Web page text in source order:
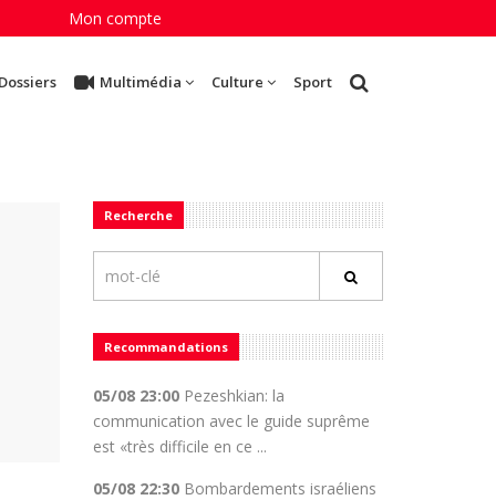
Mon compte
Multimédia Culture Sport
Recherche
Recommandations
05/08 23:00Pezeshkian: la
communication avec le guide suprême
est «très difficile en ce ...
05/08 22:30Bombardements israéliens